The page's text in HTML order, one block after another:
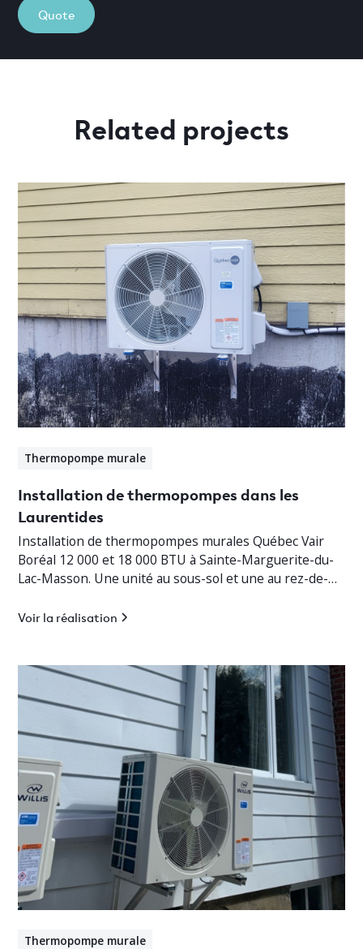
Quote
Related projects
Thermopompe murale
Installation de thermopompes dans les
Laurentides
Installation de thermopompes murales Québec Vair
Boréal 12 000 et 18 000 BTU à Sainte-Marguerite-du-
Lac-Masson. Une unité au sous-sol et une au rez-de-
Voir la réalisation
Thermopompe murale